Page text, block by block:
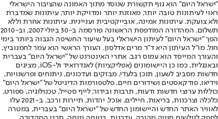
"ישראל היום" הוא גוף תקשורת שנוסד מתוך האמונה שהציבור הישראלי
ראוי לעיתונות טובה יותר, מאוזנת יותר ומדויקת יותר. עיתונות שמדברת
ולא צועקת. עיתונות אמינה, אובייקטיבית ועניינית. עיתונות אחרת וללא
תשלום. המהדורה המודפסת הראשונה פורסמה ב-30 ביולי 2007, וב-2010
הפך "ישראל היום" לעיתון הישראלי בעל שיעור החשיפה הגבוה ביותר בימי
חול. מו"ל העיתון היא ד"ר מרים אדלסון. העורך הראשי הוא עמר לחמנוביץ,
והעורך המייסד הוא עמוס רגב. אתרי האינטרנט של "ישראל היום" בעברית
ובאנגלית, כמו כן היישומונים (אפליקציות) לאנדרואיד ול-iOS, מציגים
חדשות מסביב לשעון, תוכן בלעדי, מבזקים ועדכונים, ניתוחים ופרשנויות,
וידיאו, פודקאסטים ושידורים חיים. פלטפורמות הדיגיטל של "ישראל היום"
כוללות ערוצי חדשות ודעות, תרבות ובידור, לייף סטייל, טכנולוגיה, ספורט,
כלכלה וצרכנות, בריאות, חיילים, אוכל, יהדות, תיירות ורכב. ב-2021 עלו
לאוויר האתר החדש והיישומון החדש של "ישראל היום" בעברית, במטרה